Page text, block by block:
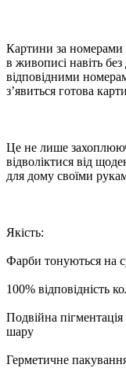
Картини за номерами
в живописі навіть
відповідними
з’явиться готова
Це не лише
відволіктися від
для дому своїми
Якість:
Фарби тонуються на
100% відповідність
Подвійна
шару
Герметичне